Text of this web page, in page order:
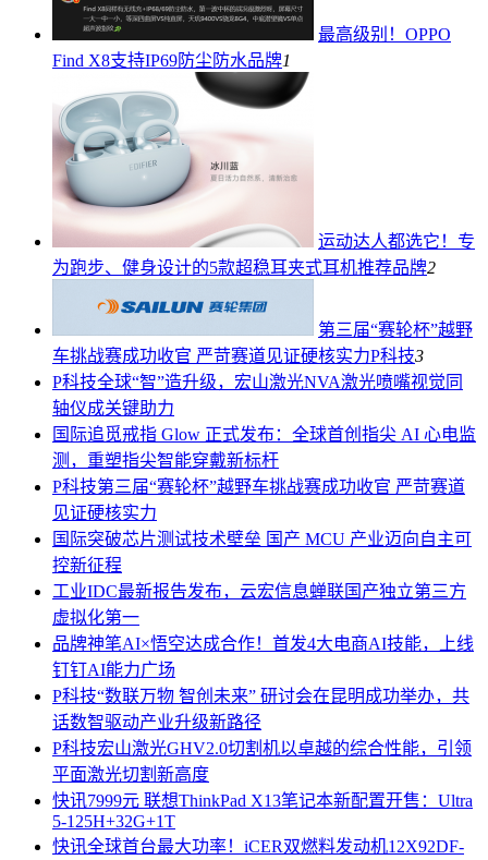
最高级别！OPPO
Find X8支持IP69防尘防水品牌1
运动达人都选它！专
为跑步、健身设计的5款超稳耳夹式耳机推荐品牌2
第三届“赛轮杯”越野
车挑战赛成功收官 严苛赛道见证硬核实力P科技3
P科技全球“智”造升级，宏山激光NVA激光喷嘴视觉同
轴仪成关键助力
国际追觅戒指 Glow 正式发布：全球首创指尖 AI 心电监
测，重塑指尖智能穿戴新标杆
P科技第三届“赛轮杯”越野车挑战赛成功收官 严苛赛道
见证硬核实力
国际突破芯片测试技术壁垒 国产 MCU 产业迈向自主可
控新征程
工业IDC最新报告发布，云宏信息蝉联国产独立第三方
虚拟化第一
品牌神笔AI×悟空达成合作！首发4大电商AI技能，上线
钉钉AI能力广场
P科技“数联万物 智创未来” 研讨会在昆明成功举办，共
话数智驱动产业升级新路径
P科技宏山激光GHV2.0切割机以卓越的综合性能，引领
平面激光切割新高度
快讯7999元 联想ThinkPad X13笔记本新配置开售：Ultra
5-125H+32G+1T
快讯全球首台最大功率！iCER双燃料发动机12X92DF-